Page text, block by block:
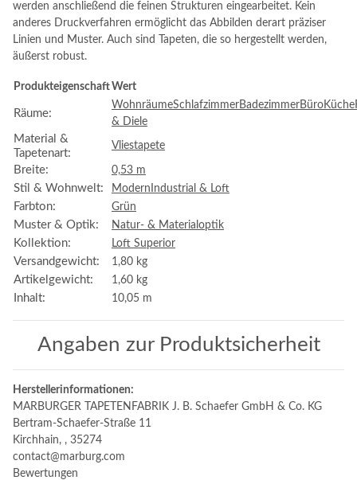
werden anschließend die feinen Strukturen eingearbeitet. Kein
anderes Druckverfahren ermöglicht das Abbilden derart präziser
Linien und Muster. Auch sind Tapeten, die so hergestellt werden,
äußerst robust.
ProdukteigenschaftWert
Räume:
WohnräumeSchlafzimmerBadezimmerBüroKüche
& Diele
Material &
Tapetenart:
Vliestapete
Breite: 0,53 m
Stil & Wohnwelt: Modern Industrial & Loft
Farbton: Grün
Muster & Optik: Natur- & Materialoptik
Kollektion: Loft Superior
Versandgewicht: 1,80 kg
Artikelgewicht: 1,60 kg
Inhalt: 10,05 m
Angaben zur Produktsicherheit
Herstellerinformationen:
MARBURGER TAPETENFABRIK J. B. Schaefer GmbH & Co. KG
Bertram-Schaefer-Straße 11
Kirchhain, , 35274
contact@marburg.com
Bewertungen